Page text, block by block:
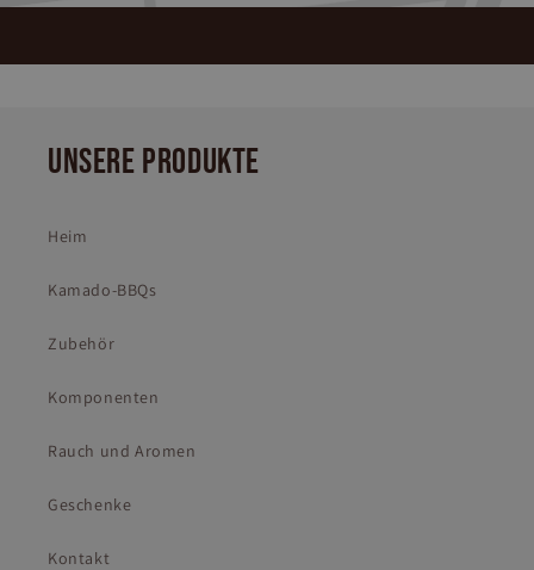
UNSERE PRODUKTE
Heim
Kamado-BBQs
Zubehör
Komponenten
Rauch und Aromen
Geschenke
Kontakt